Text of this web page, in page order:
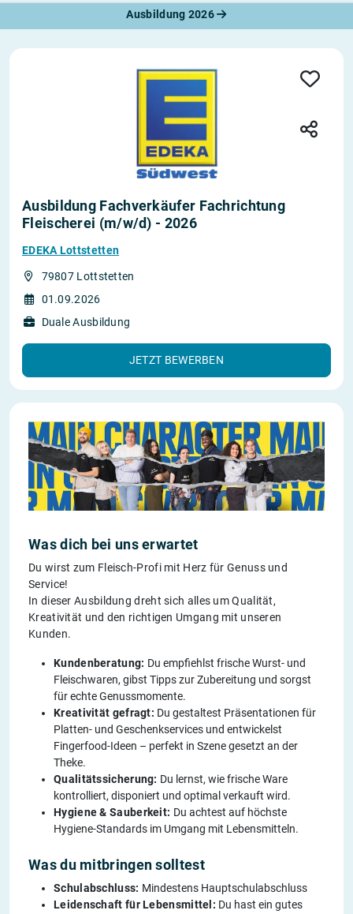
Ausbildung 2026
Ausbildung Fachverkäufer Fachrichtung
Fleischerei (m/w/d) - 2026
EDEKA Lottstetten
79807 Lottstetten
01.09.2026
Duale Ausbildung
JETZT BEWERBEN
Was dich bei uns erwartet
Du wirst zum Fleisch-Profi mit Herz für Genuss und
Service!
In dieser Ausbildung dreht sich alles um Qualität,
Kreativität und den richtigen Umgang mit unseren
Kunden.
Kundenberatung: Du empfiehlst frische Wurst- und
Fleischwaren, gibst Tipps zur Zubereitung und sorgst
für echte Genussmomente.
Kreativität gefragt: Du gestaltest Präsentationen für
Platten- und Geschenkservices und entwickelst
Fingerfood-Ideen – perfekt in Szene gesetzt an der
Theke.
Qualitätssicherung: Du lernst, wie frische Ware
kontrolliert, disponiert und optimal verkauft wird.
Hygiene & Sauberkeit: Du achtest auf höchste
Hygiene-Standards im Umgang mit Lebensmitteln.
Was du mitbringen solltest
Schulabschluss: Mindestens Hauptschulabschluss
Leidenschaft für Lebensmittel: Du hast ein gutes